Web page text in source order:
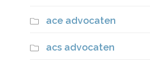
ace advocaten
acs advocaten